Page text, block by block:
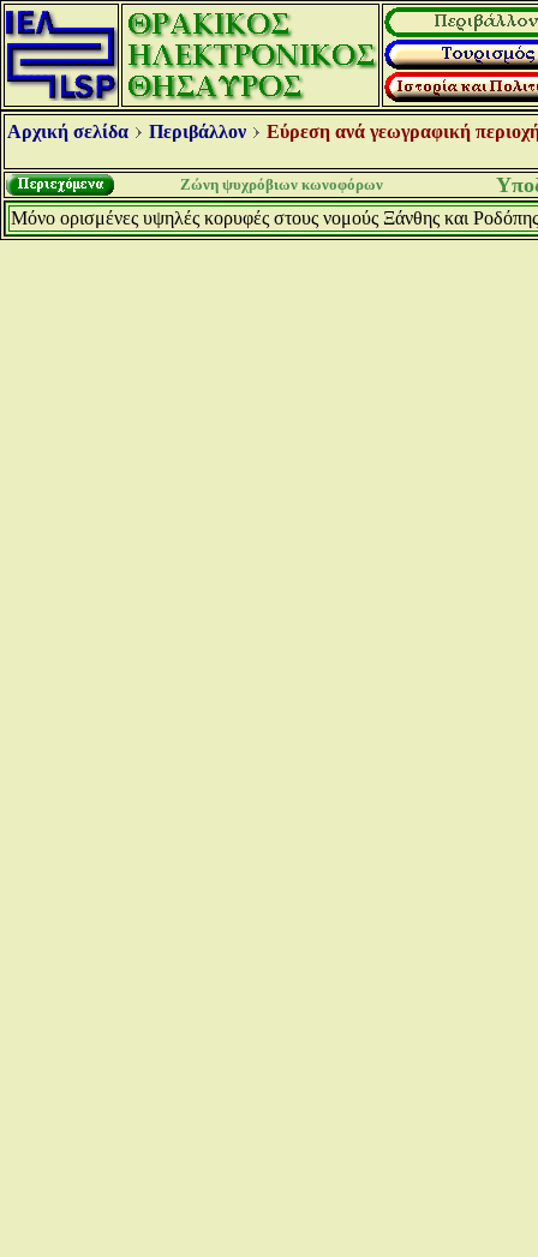
Αρχική σελίδα Περιβάλλον Εύρεση ανά γεωγραφική
Ζώνη ψυχρόβιων κωνοφόρων
Μόνο ορισμένες υψηλές κορυφές στους νομούς Ξάνθης και